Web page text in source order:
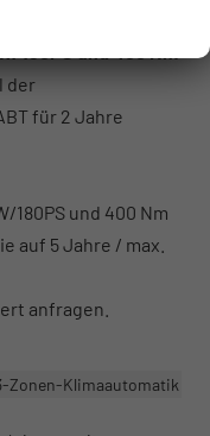
der
für 2 Jahre
180PS und 400 Nm
auf 5 Jahre / max.
anfragen.
Zonen-Klimaautomatik